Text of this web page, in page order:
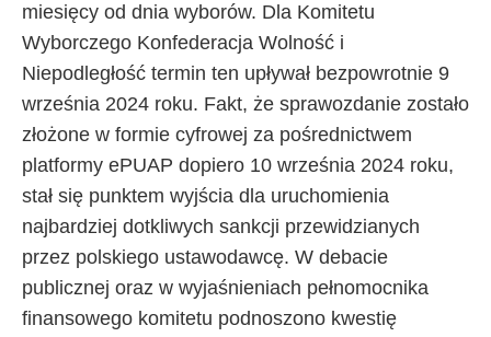
miesięcy od dnia wyborów. Dla Komitetu
Wyborczego Konfederacja Wolność i
Niepodległość termin ten upływał bezpowrotnie 9
września 2024 roku. Fakt, że sprawozdanie zostało
złożone w formie cyfrowej za pośrednictwem
platformy ePUAP dopiero 10 września 2024 roku,
stał się punktem wyjścia dla uruchomienia
najbardziej dotkliwych sankcji przewidzianych
przez polskiego ustawodawcę. W debacie
publicznej oraz w wyjaśnieniach pełnomocnika
finansowego komitetu podnoszono kwestię